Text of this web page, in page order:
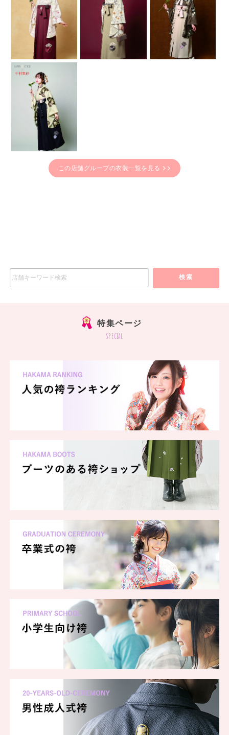
この店舗グループの衣装一覧を見る
検索
特集ページ
special